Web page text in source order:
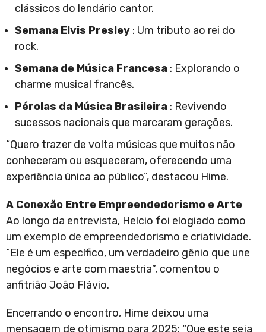
clássicos do lendário cantor.
Semana Elvis Presley : Um tributo ao rei do
rock.
Semana de Música Francesa : Explorando o
charme musical francês.
Pérolas da Música Brasileira : Revivendo
sucessos nacionais que marcaram gerações.
“Quero trazer de volta músicas que muitos não
conheceram ou esqueceram, oferecendo uma
experiência única ao público”, destacou Hime.
A Conexão Entre Empreendedorismo e Arte
Ao longo da entrevista, Helcio foi elogiado como
um exemplo de empreendedorismo e criatividade.
“Ele é um específico, um verdadeiro gênio que une
negócios e arte com maestria”, comentou o
anfitrião João Flávio.
Encerrando o encontro, Hime deixou uma
mensagem de otimismo para 2025: “Que este seja